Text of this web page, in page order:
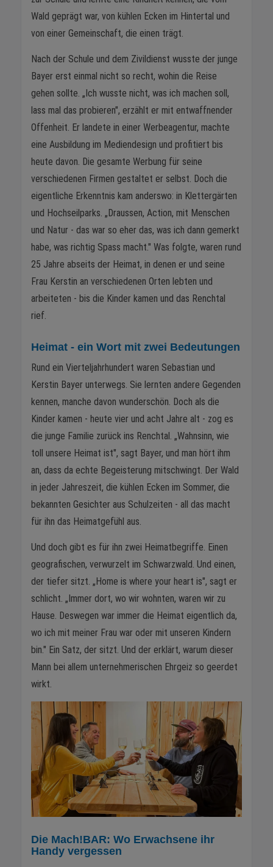
Wald geprägt war, von kühlen Ecken im Hintertal und
von einer Gemeinschaft, die einen trägt.
Nach der Schule und dem Zivildienst wusste der junge
Bayer erst einmal nicht so recht, wohin die Reise
gehen sollte. „Ich wusste nicht, was ich machen soll,
lass mal das probieren", erzählt er mit entwaffnender
Offenheit. Er landete in einer Werbeagentur, machte
eine Ausbildung im Mediendesign und profitiert bis
heute davon. Die gesamte Werbung für seine
verschiedenen Firmen gestaltet er selbst. Doch die
eigentliche Erkenntnis kam anderswo: in Klettergärten
und Hochseilparks. „Draussen, Action, mit Menschen
und Natur - das war so eher das, was ich dann gemerkt
habe, was richtig Spass macht." Was folgte, waren rund
25 Jahre abseits der Heimat, in denen er und seine
Frau Kerstin an verschiedenen Orten lebten und
arbeiteten - bis die Kinder kamen und das Renchtal
rief.
Heimat - ein Wort mit zwei Bedeutungen
Rund ein Vierteljahrhundert waren Sebastian und
Kerstin Bayer unterwegs. Sie lernten andere Gegenden
kennen, manche davon wunderschön. Doch als die
Kinder kamen - heute vier und acht Jahre alt - zog es
die junge Familie zurück ins Renchtal. „Wahnsinn, wie
toll unsere Heimat ist", sagt Bayer, und man hört ihm
an, dass da echte Begeisterung mitschwingt. Der Wald
in jeder Jahreszeit, die kühlen Ecken im Sommer, die
bekannten Gesichter aus Schulzeiten - all das macht
für ihn das Heimatgefühl aus.
Und doch gibt es für ihn zwei Heimatbegriffe. Einen
geografischen, verwurzelt im Schwarzwald. Und einen,
der tiefer sitzt. „Home is where your heart is", sagt er
schlicht. „Immer dort, wo wir wohnten, waren wir zu
Hause. Deswegen war immer die Heimat eigentlich da,
wo ich mit meiner Frau war oder mit unseren Kindern
bin." Ein Satz, der sitzt. Und der erklärt, warum dieser
Mann bei allem unternehmerischen Ehrgeiz so geerdet
wirkt.
Die Mach!BAR: Wo Erwachsene ihr
Handy vergessen